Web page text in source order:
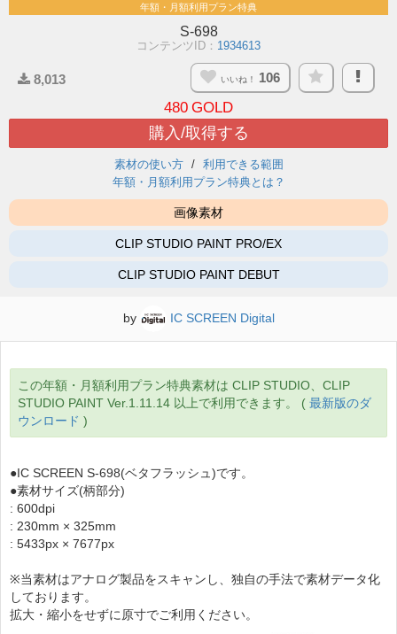
年額・月額利用プラン特典
S-698
コンテンツID： 1934613
8,013 いいね！ 106
480 GOLD
購入/取得する
素材の使い方
利用できる範囲
年額・月額利用プラン特典とは？
画像素材
CLIP STUDIO PAINT PRO/EX
CLIP STUDIO PAINT DEBUT
by IC SCREEN Digital
この年額・月額利用プラン特典素材は CLIP STUDIO、CLIP
STUDIO PAINT Ver.1.11.14 以上で利用できます。 ( 最新版のダ
ウンロード )
●IC SCREEN S-698(ベタフラッシュ)です。
●素材サイズ(柄部分)
: 600dpi
: 230mm × 325mm
: 5433px × 7677px
※当素材はアナログ製品をスキャンし、独自の手法で素材データ化
しております。
拡大・縮小をせずに原寸でご利用ください。